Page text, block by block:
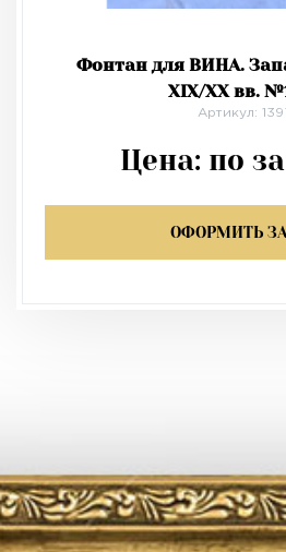
Фонтан для ВИНА.
XIX/XX вв.
Артикул:
Цена: по
ОФОРМИТЬ